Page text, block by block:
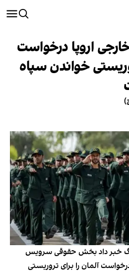
اروپا درخواست
خواندن سپاه
خبر داد بخش حقوقی سرویس
آلمان را برای تروریستی